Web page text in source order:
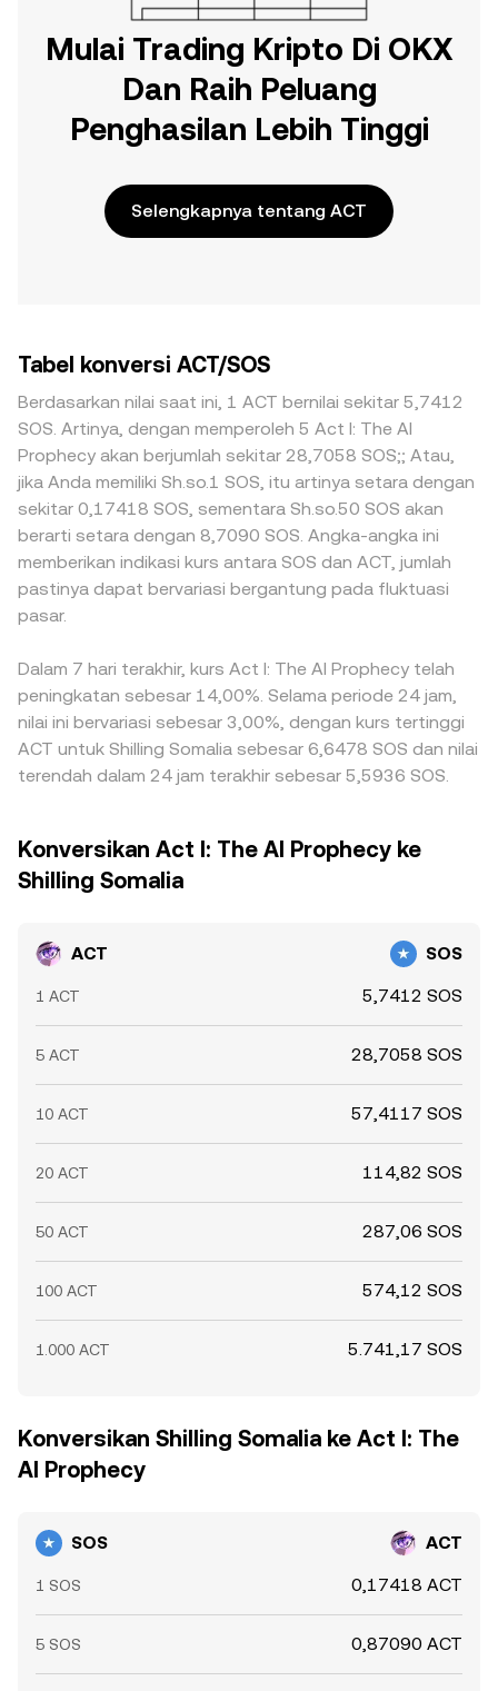
Mulai Trading Kripto Di OKX
Dan Raih Peluang
Penghasilan Lebih Tinggi
Selengkapnya tentang ACT
Tabel konversi ACT/SOS
Berdasarkan nilai saat ini, 1 ACT bernilai sekitar 5,7412
SOS. Artinya, dengan memperoleh 5 Act I: The AI
Prophecy akan berjumlah sekitar 28,7058 SOS;; Atau,
jika Anda memiliki Sh.so.1 SOS, itu artinya setara dengan
sekitar 0,17418 SOS, sementara Sh.so.50 SOS akan
berarti setara dengan 8,7090 SOS. Angka-angka ini
memberikan indikasi kurs antara SOS dan ACT, jumlah
pastinya dapat bervariasi bergantung pada fluktuasi
pasar.
Dalam 7 hari terakhir, kurs Act I: The AI Prophecy telah
peningkatan sebesar 14,00%. Selama periode 24 jam,
nilai ini bervariasi sebesar 3,00%, dengan kurs tertinggi
ACT untuk Shilling Somalia sebesar 6,6478 SOS dan nilai
terendah dalam 24 jam terakhir sebesar 5,5936 SOS.
Konversikan Act I: The AI Prophecy ke
Shilling Somalia
ACT SOS
1 ACT 5,7412 SOS
5 ACT 28,7058 SOS
10 ACT 57,4117 SOS
20 ACT 114,82 SOS
50 ACT 287,06 SOS
100 ACT 574,12 SOS
1.000 ACT 5.741,17 SOS
Konversikan Shilling Somalia ke Act I: The
AI Prophecy
SOS ACT
1 SOS 0,17418 ACT
5 SOS 0,87090 ACT